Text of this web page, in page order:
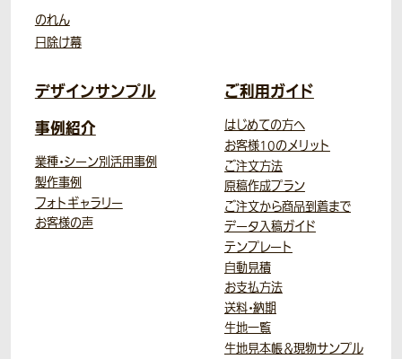
のれん
日除け幕
デザインサンプル
事例紹介
業種・シーン別活用事例
製作事例
フォトギャラリー
お客様の声
ご利用ガイド
はじめての方へ
お客様10のメリット
ご注文方法
原稿作成プラン
ご注文から商品到着まで
データ入稿ガイド
テンプレート
自動見積
お支払方法
送料・納期
生地一覧
生地見本帳＆現物サンプル